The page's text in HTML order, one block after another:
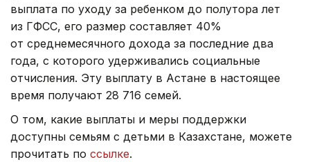
выплата по уходу за ребенком до полутора лет
из ГФСС, его размер составляет 40%
от среднемесячного дохода за последние два
года, с которого удерживались социальные
отчисления. Эту выплату в Астане в настоящее
время получают 28 716 семей.
О том, какие выплаты и меры поддержки
доступны семьям с детьми в Казахстане, можете
прочитать по ссылке.